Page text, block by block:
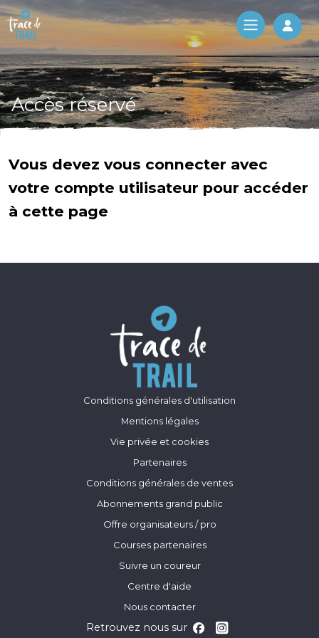
Log
Accès réservé
Vous devez vous connecter avec
votre compte utilisateur pour accéder
à cette page
Conditions générales d'utilisation
Mentions légales
Vie privée et cookies
Partenaires
Conditions générales de ventes
Abonnements grand public
Offre organisateurs / pro
Courses partenaires
Suivre un coureur
Centre d'aide
Nous contacter
Retrouvez nous sur